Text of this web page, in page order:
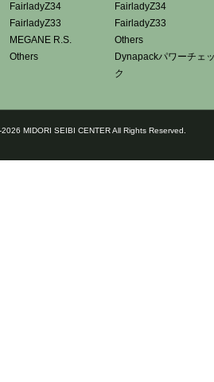
FairladyZ34
FairladyZ33
MEGANE R.S.
Others
FairladyZ34
FairladyZ33
Others
Dynapackパワーチェ
ク
MIDORI SEIBI CENTER All Rights Reserved.